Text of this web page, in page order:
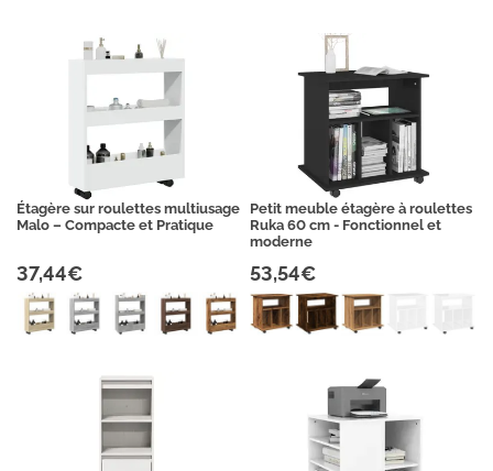
Étagère sur roulettes multiusage
Malo – Compacte et Pratique
37,44€
Petit meuble étagère à roulettes
Ruka 60 cm - Fonctionnel et
moderne
53,54€